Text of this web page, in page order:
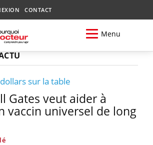
CONTACT
Menu
sur la table
Gates veut aider à
vaccin universel de long